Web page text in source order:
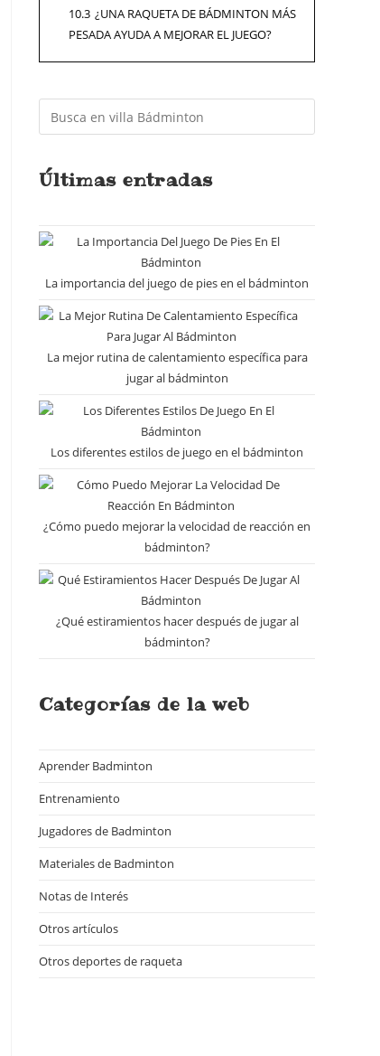
10.3 ¿UNA RAQUETA DE BÁDMINTON MÁS
PESADA AYUDA A MEJORAR EL JUEGO?
Últimas entradas
La importancia del juego de pies en el bádminton
La mejor rutina de calentamiento específica para
jugar al bádminton
Los diferentes estilos de juego en el bádminton
¿Cómo puedo mejorar la velocidad de reacción en
bádminton?
¿Qué estiramientos hacer después de jugar al
bádminton?
Categorías de la web
Aprender Badminton
Entrenamiento
Jugadores de Badminton
Materiales de Badminton
Notas de Interés
Otros artículos
Otros deportes de raqueta